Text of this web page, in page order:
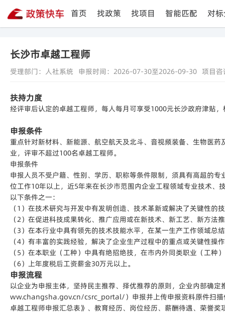
首页 找政策 找项目 智能匹配 对
长沙市卓越工程师
受理部门：人社系统 申报时间：2026-07-30至2026-09-30 项目
扶持力度
经评审后认定的卓越工程师，每人每月可享受1000元长沙政府津贴
申报条件
重点针对新材料、新能源、航空航天及北斗、音视频装备、生物医
业，评审不超过100名卓越工程师。
申报条件
申报人员不受户籍、性别、学历、职称等条件限制，须具有高超的
位工作10年以上，近5年来在长沙市范围内企业工程领域专业技术、
以下条件之一：
（1）在技术研究与开发中有发明创造、技术革新或解决了关键性的
（2）在促进科技成果转化、推广应用或在新技术、新工艺、新方
（3）在本行业中具有领先的技术技能水平，在某一生产工作领域总
（4）有丰富的实践经验，解决了企业生产过程中的重点或关键性操
（5）在本职业（工种）中具有绝招绝技，在市内外同类职业（工种
（6）上年度税后工资薪金30万元以上。
申报流程
以企业为申报主体，坚持民主推荐、择优推荐的原则，企业内部
ww.changsha.gov.cn/csrc_portal/）申报并上传申报资料原件扫描
卓越工程师申报汇总表》、教育经历、岗位经历、薪酬待遇、荣誉奖